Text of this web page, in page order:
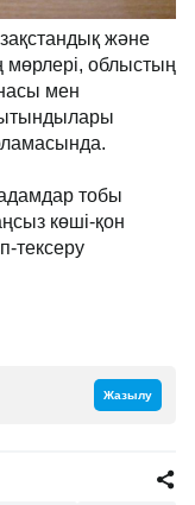
және
облыстың
мен
тобы
көші-қон
тексеру
Жазылу